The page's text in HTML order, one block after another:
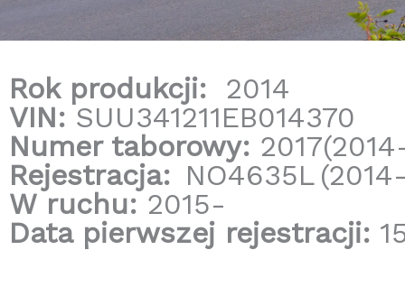
Rok produkcji:
2014
VIN: SUU341211EB014370
Numer taborowy:
Rejestracja: NO4635L
W ruchu: 2015-
Data pierwszej rejestracji: